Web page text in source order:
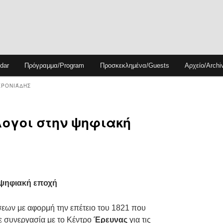
Πρόγραμμα/Program Προσκεκλημένα/Guests Αρχείο/
στην ψηφιακή
εποχή
με αφορμή την επέτειο του 1821 που
συνεργασία με το Κέντρο Έρευνας για τις